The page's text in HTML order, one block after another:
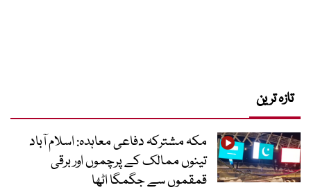
تازہ ترین
مکہ مشترکہ دفاعی معاہدہ: اسلام آباد
تینوں ممالک کے پرچموں اور برقی
قمقموں سے جگمگا اٹھا